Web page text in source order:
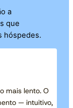
a
que
hóspedes.
mais lento. O
— intuitivo,